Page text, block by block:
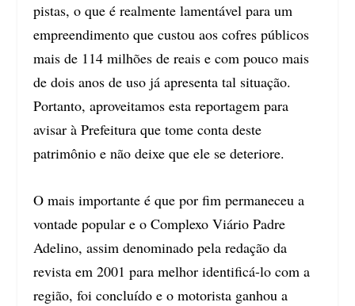
pistas, o que é realmente lamentável para um
empreendimento que custou aos cofres públicos
mais de 114 milhões de reais e com pouco mais
de dois anos de uso já apresenta tal situação.
Portanto, aproveitamos esta reportagem para
avisar à Prefeitura que tome conta deste
patrimônio e não deixe que ele se deteriore.
O mais importante é que por fim permaneceu a
vontade popular e o Complexo Viário Padre
Adelino, assim denominado pela redação da
revista em 2001 para melhor identificá-lo com a
região, foi concluído e o motorista ganhou a